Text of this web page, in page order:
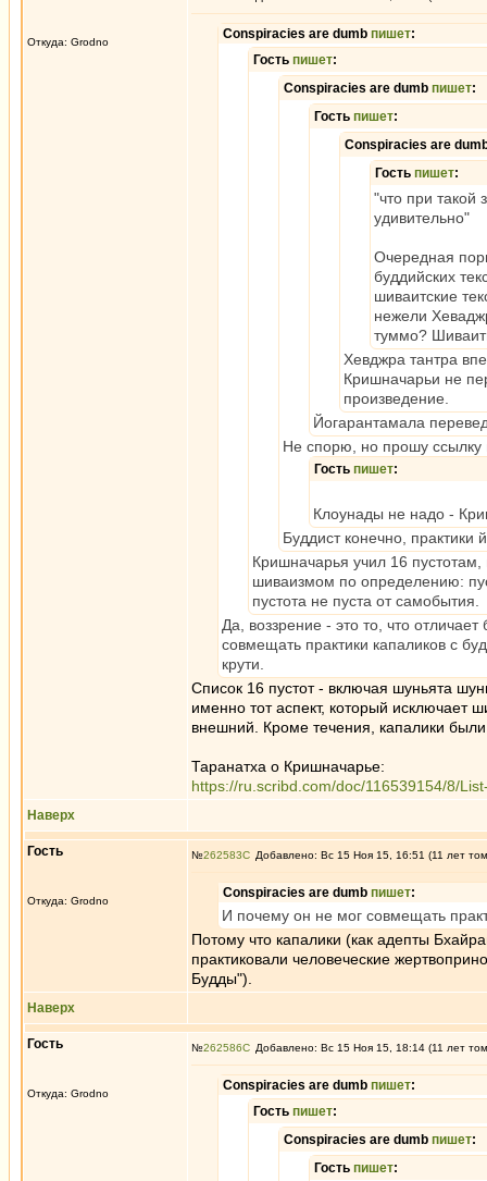
Откуда: Grodno
Conspiracies are dumb пишет:
Гость пишет:
Conspiracies are dumb пишет:
Гость пишет:
Conspiracies are
Гость пишет:
"что при такой
удивительно"
Очередная
буддийских
шиваитские
нежели
туммо?
Хевджра тантра
Кришначарьи не
произведение.
Йогарантамала
Не спорю, но прошу ссылку
Гость пишет:
Клоунады не надо -
Буддист конечно, практики
Кришначарья учил 16
шиваизмом по определению:
пустота не пуста от самобытия.
Да, воззрение - это то, что
совмещать практики капаликов с
крути.
Список 16 пустот - включая шуньята
именно тот аспект, который исключает
внешний. Кроме течения, капалики
Таранатха о Кришначарье:
https://ru.scribd.com/doc/116539154/8/
Наверх
Гость
Откуда: Grodno
№262583 Добавлено: Вс 15 Ноя 15, 16:51 (11 лет
Conspiracies are dumb пишет:
И почему он не мог совмещать
Потому что капалики (как адепты
практиковали человеческие
Будды").
Наверх
Гость
Откуда: Grodno
№262586 Добавлено: Вс 15 Ноя 15, 18:14 (11 лет
Conspiracies are dumb пишет:
Гость пишет:
Conspiracies are dumb пишет:
Гость пишет: